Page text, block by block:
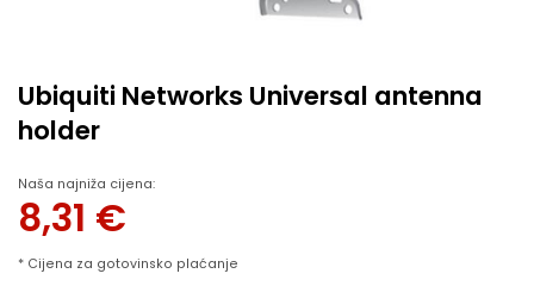
Ubiquiti Networks Universal antenna
holder
Naša najniža cijena:
8,31 €
* Cijena za gotovinsko plaćanje